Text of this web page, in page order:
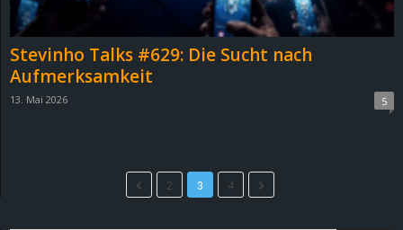
Stevinho Talks #629: Die Sucht nach
Aufmerksamkeit
13. Mai 2026 5
2 3 4